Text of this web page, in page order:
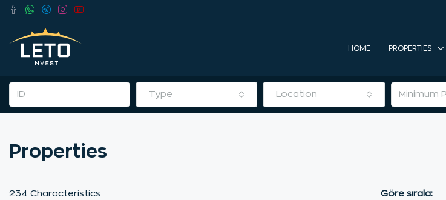
HOME PROPERTIES
Type Location
Properties
234 Characteristics Göre sırala: